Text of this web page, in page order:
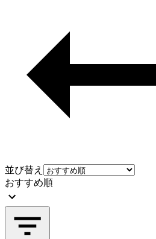
並び替え
おすすめ順